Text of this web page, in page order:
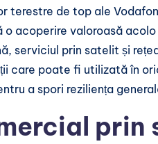
terestre de top ale
acoperire valoroasă
serviciul prin satelit și
care poate fi utilizată în
a spori reziliența
prin